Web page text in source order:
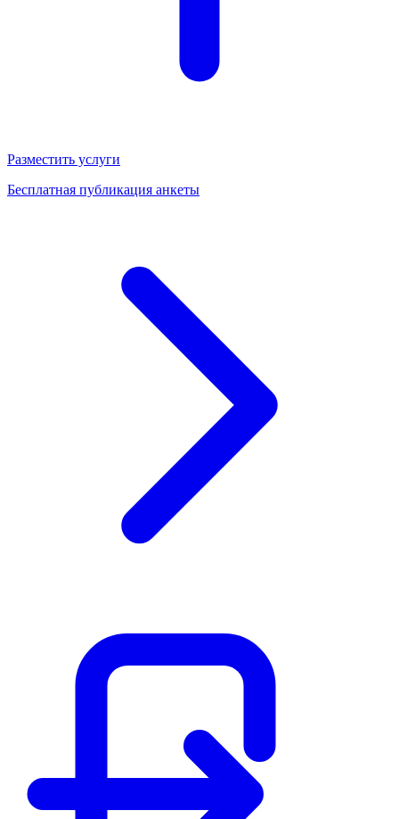
Разместить услуги
Бесплатная публикация анкеты